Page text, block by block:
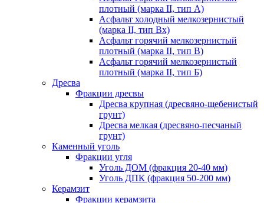
плотный (марка II, тип А)
Асфальт холодный мелкозернистый
(марка II, тип Вх)
Асфальт горячий мелкозернистый
плотный (марка II, тип В)
Асфальт горячий мелкозернистый
плотный (марка II, тип Б)
Дресва
Фракции дресвы
Дресва крупная (дресвяно-щебенистый
грунт)
Дресва мелкая (дресвяно-песчаный
грунт)
Каменный уголь
Фракции угля
Уголь ДОМ (фракция 20-40 мм)
Уголь ДПК (фракция 50-200 мм)
Керамзит
Фракции керамзита